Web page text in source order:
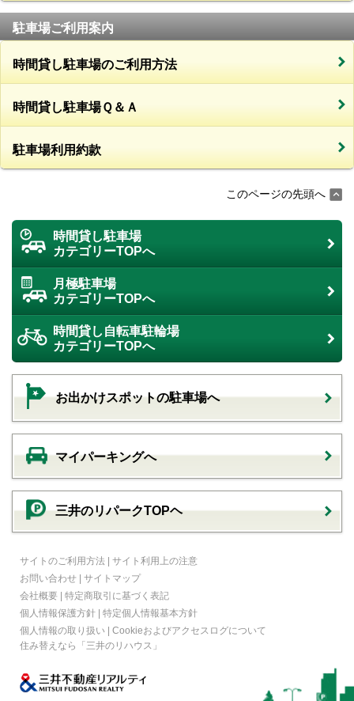
駐車場ご利用案内
時間貸し駐車場のご利用方法
時間貸し駐車場Ｑ＆Ａ
駐車場利用約款
このページの先頭へ
時間貸し駐車場
カテゴリーTOPへ
月極駐車場
カテゴリーTOPへ
時間貸し自転車駐輪場
カテゴリーTOPへ
お出かけスポットの駐車場へ
マイパーキングへ
三井のリパークTOPヘ
サイトのご利用方法 | サイト利用上の注意
お問い合わせ | サイトマップ
会社概要 | 特定商取引に基づく表記
個人情報保護方針 | 特定個人情報基本方針
個人情報の取り扱い | Cookieおよびアクセスログについて
住み替えなら
「三井のリハウス」